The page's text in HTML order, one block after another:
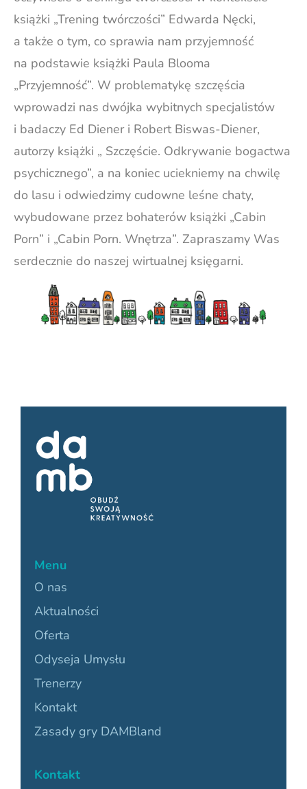
książki „Trening twórczości” Edwarda Nęcki,
a także o tym, co sprawia nam przyjemność
na podstawie książki Paula Blooma
„Przyjemność”. W problematykę szczęścia
wprowadzi nas dwójka wybitnych specjalistów
i badaczy Ed Diener i Robert Biswas-Diener,
autorzy książki „ Szczęście. Odkrywanie bogactwa
psychicznego”, a na koniec uciekniemy na chwilę
do lasu i odwiedzimy cudowne leśne chaty,
wybudowane przez bohaterów książki „Cabin
Porn” i „Cabin Porn. Wnętrza”. Zapraszamy Was
serdecznie do naszej wirtualnej księgarni.
Menu
O nas
Aktualności
Oferta
Odyseja Umysłu
Trenerzy
Kontakt
Zasady gry DAMBland
Kontakt